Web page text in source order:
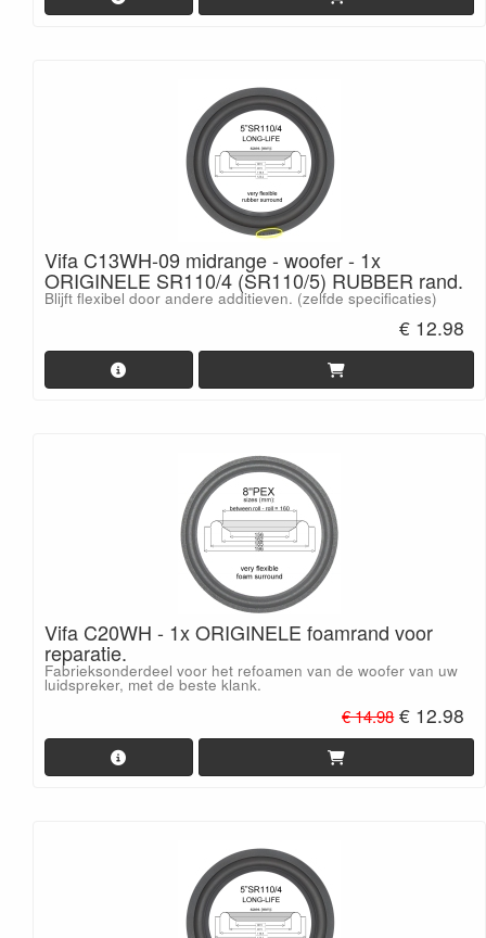
Vifa C13WH-09 midrange - woofer - 1x
ORIGINELE SR110/4 (SR110/5) RUBBER rand.
Blijft flexibel door andere additieven. (zelfde specificaties)
€ 12.98
Vifa C20WH - 1x ORIGINELE foamrand voor
reparatie.
Fabrieksonderdeel voor het refoamen van de woofer van uw
luidspreker, met de beste klank.
€ 14.98 € 12.98